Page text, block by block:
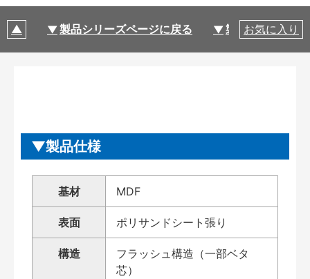
製品シリーズページに戻る 製品仕様
お気に入り
製品仕様
基材 MDF
表面 ポリサンドシート張り
構造
フラッシュ構造（一部ベタ
芯）